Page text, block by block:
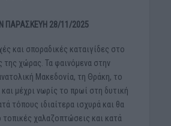
ΠΑΡΑΣΚΕΥΗ 28/11/2025
και σποραδικές καταιγίδες στο
της χώρας. Τα φαινόμενα στην
Μακεδονία, τη Θράκη, το
μέχρι νωρίς το πρωί στη δυτική
τόπους ιδιαίτερα ισχυρά και θα
τοπικές χαλαζοπτώσεις και κατά